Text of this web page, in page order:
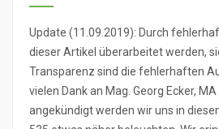
Update (11.09.2019): Durch
dieser Artikel überarbeitet werden,
Transparenz sind die fehlerhaften
vielen Dank an Mag. Georg Ecker,
angekündigt werden wir uns in